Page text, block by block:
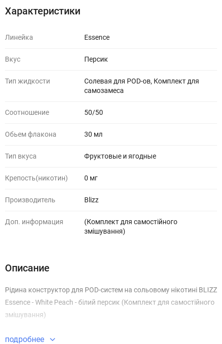
Характеристики
Линейка Essence
Вкус Персик
Тип жидкости
Солевая для POD-ов, Комплект для
самозамеса
Соотношение 50/50
Обьем флакона 30 мл
Тип вкуса Фруктовые и ягодные
Крепость(никотин) 0 мг
Производитель Blizz
Доп. информация
(Комплект для самостійного
змішування)
Описание
Рідина конструктор для POD-систем на сольовому нікотині BLIZZ
Essence - White Peach - білий персик (Комплект для самостійного
змішування)
подробнее